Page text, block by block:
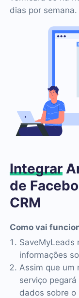
dias por
Integrar
de
CRM
Como vai
SaveMyLeads
informações
Assim que um
serviço
dados sobre o